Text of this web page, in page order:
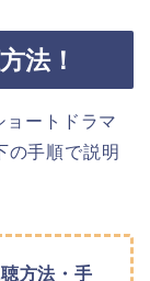
法！
ョートドラマ
の手順で説明
方法・手